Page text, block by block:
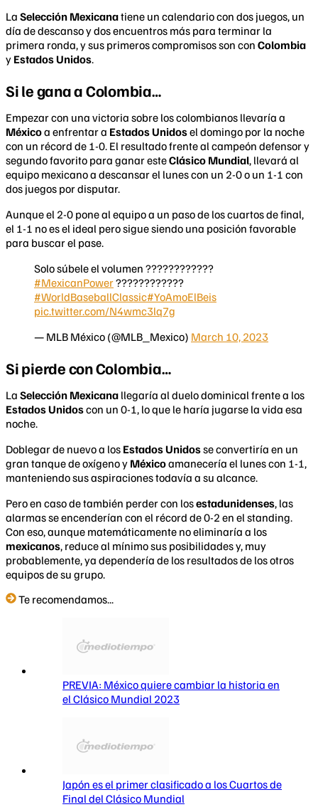
La Selección Mexicanatiene un calendario con dos juegos, un
día de descanso y dos encuentros más para terminar la
primera ronda, y sus primeros compromisos son con Colombia
y Estados Unidos.
Si le gana a Colombia…
Empezar con una victoria sobre los colombianos llevaría a
Méxicoa enfrentar a Estados Unidosel domingo por la noche
con un récord de 1-0. El resultado frente al campeón defensor y
segundo favorito para ganar esteClásico Mundial, llevará al
equipo mexicano a descansar el lunes con un 2-0 o un 1-1 con
dos juegos por disputar.
Aunque el 2-0 pone al equipo a un paso de los cuartos de final,
el 1-1 no es el ideal pero sigue siendo una posición favorable
para buscar el pase.
Solo súbele el volumen ????????????
#MexicanPower????????????
#WorldBaseballClassic#YoAmoElBeis
pic.twitter.com/N4wmc3lq7g
— MLB México (@MLB_Mexico) March 10, 2023
Si pierde con Colombia…
La Selección Mexicana llegaría al duelo dominical frente a los
Estados Unidoscon un 0-1, lo que le haría jugarse la vida esa
noche.
Doblegar de nuevo a los Estados Unidosse convertiría en un
gran tanque de oxígeno y Méxicoamanecería el lunes con 1-1,
manteniendo sus aspiraciones todavía a su alcance.
Pero en caso de también perder con losestadunidenses, las
alarmas se encenderían con el récord de 0-2 en el standing.
Con eso, aunque matemáticamente no eliminaría a los
mexicanos, reduce al mínimo sus posibilidades y, muy
probablemente, ya dependería de los resultados de los otros
equipos de su grupo.
Te recomendamos...
PREVIA: México quiere cambiar la historia en
el Clásico Mundial 2023
Japón es el primer clasificado a los Cuartos de
Final del Clásico Mundial